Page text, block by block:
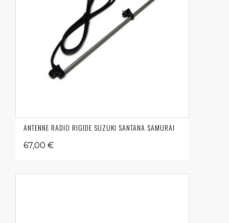
ANTENNE RADIO RIGIDE SUZUKI SANTANA SAMURAI
67,00 €